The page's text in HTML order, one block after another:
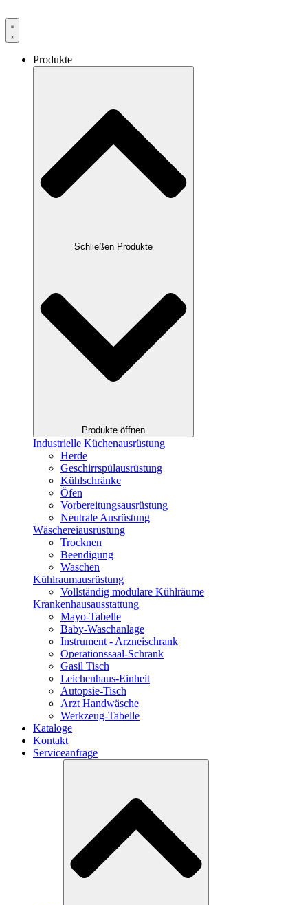
Produkte
Schließen Produkte
Produkte öffnen
Industrielle Küchenausrüstung
Herde
Geschirrspülausrüstung
Kühlschränke
Öfen
Vorbereitungsausrüstung
Neutrale Ausrüstung
Wäschereiausrüstung
Trocknen
Beendigung
Waschen
Kühlraumausrüstung
Vollständig modulare Kühlräume
Krankenhausausstattung
Mayo-Tabelle
Baby-Waschanlage
Instrument - Arzneischrank
Operationssaal-Schrank
Gasil Tisch
Leichenhaus-Einheit
Autopsie-Tisch
Arzt Handwäsche
Werkzeug-Tabelle
Kataloge
Kontakt
Serviceanfrage